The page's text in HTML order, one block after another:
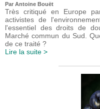
Par Antoine Bouët
Très critiqué en Europe
activistes de
l'essentiel des droits de
Marché commun du Sud.
de ce traité ?
Lire la suite >